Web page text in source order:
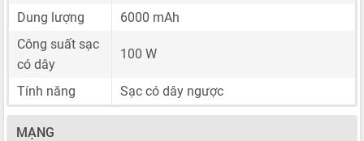
Dung lượng
6000 mAh
Công suất sạc
có dây
100 W
Tính năng Sạc có dây ngược
MẠNG